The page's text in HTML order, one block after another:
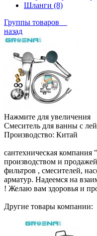
Шланги (8)
Группы товаров
назад
Нажмите для увеличения
Смеситель для ванны с
Производство: Китай
сантехническая
производством и
фильтров , смесителей,
арматур. Надеемся на
! Желаю вам здоровья и
Другие товары компании: